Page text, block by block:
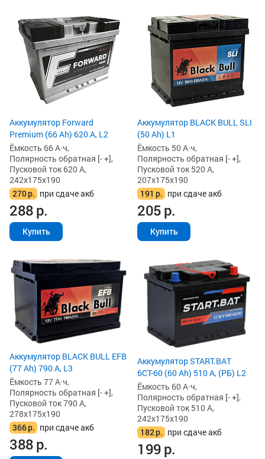
Аккумулятор Forward
Premium (66 Ah) 620 А, L2
Ёмкость 66 А·ч,
Полярность обратная [- +],
Пусковой ток 620 А,
242x175x190
270р. при сдаче акб
288р.
Купить
Аккумулятор BLACK BULL SLI
(50 Ah) L1
Ёмкость 50 А·ч,
Полярность обратная [- +],
Пусковой ток 520 А,
207x175x190
191 р. при сдаче акб
205р.
Купить
Аккумулятор BLACK BULL EFB
(77 Ah) 790 А, L3
Ёмкость 77 А·ч,
Полярность обратная [- +],
Пусковой ток 790 А,
278x175x190
366р. при сдаче акб
388р.
Аккумулятор START.BAT
6СТ-60 (60 Ah) 510 А, (РБ) L2
Ёмкость 60 А·ч,
Полярность обратная [- +],
Пусковой ток 510 А,
242x175x190
182р. при сдаче акб
199р.